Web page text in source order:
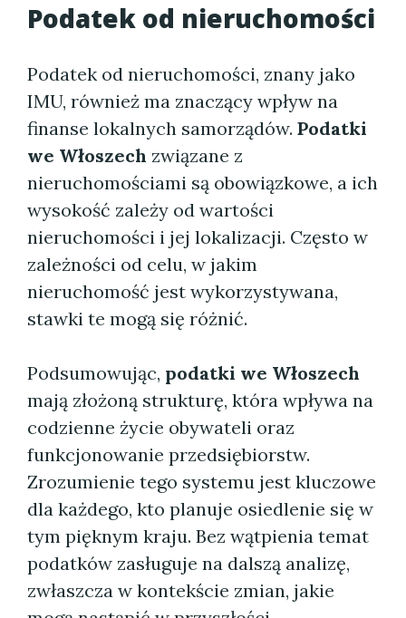
Podatek od nieruchomości
Podatek od nieruchomości, znany jako
IMU, również ma znaczący wpływ na
finanse lokalnych samorządów. Podatki
we Włoszech związane z
nieruchomościami są obowiązkowe, a ich
wysokość zależy od wartości
nieruchomości i jej lokalizacji. Często w
zależności od celu, w jakim
nieruchomość jest wykorzystywana,
stawki te mogą się różnić.
Podsumowując, podatki we Włoszech
mają złożoną strukturę, która wpływa na
codzienne życie obywateli oraz
funkcjonowanie przedsiębiorstw.
Zrozumienie tego systemu jest kluczowe
dla każdego, kto planuje osiedlenie się w
tym pięknym kraju. Bez wątpienia temat
podatków zasługuje na dalszą analizę,
zwłaszcza w kontekście zmian, jakie